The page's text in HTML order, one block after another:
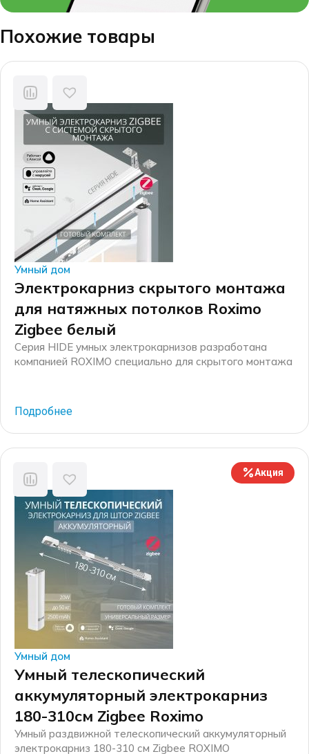
Похожие товары
Умный дом
Электрокарниз скрытого монтажа
для натяжных потолков Roximo
Zigbee белый
Серия HIDE умных электрокарнизов разработана
компанией ROXIMO специально для скрытого монтажа
профиль и заглушки для него, специальные редукторы
для электрокарниза узкого формата, соединители
профилей и крепежные элементы. В результате
электрокарниз вставляется в закладной профиль и
составляет одну плоскость с натяжным потолком.
Компания […]
Подробнее
Акция
Умный дом
Умный телескопический
аккумуляторный электрокарниз
180-310см Zigbee Roximo
Умный раздвижной телескопический аккумуляторный
электрокарниз 180-310 см Zigbee ROXIMO